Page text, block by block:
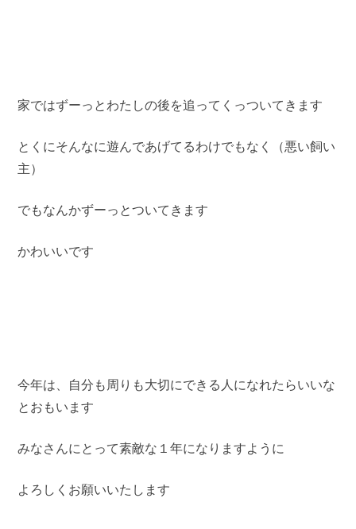
家ではずーっとわたしの後を追ってくっついてきます
とくにそんなに遊んであげてるわけでもなく（悪い飼い
主）
でもなんかずーっとついてきます
かわいいです
今年は、自分も周りも大切にできる人になれたらいいな
とおもいます
みなさんにとって素敵な１年になりますように
よろしくお願いいたします